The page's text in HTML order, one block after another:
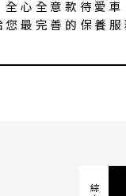
全心全意款待愛車
您最完善的保養